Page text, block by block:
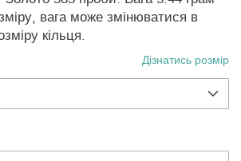
вага може змінюватися в
кільця.
Дізнатись розмір